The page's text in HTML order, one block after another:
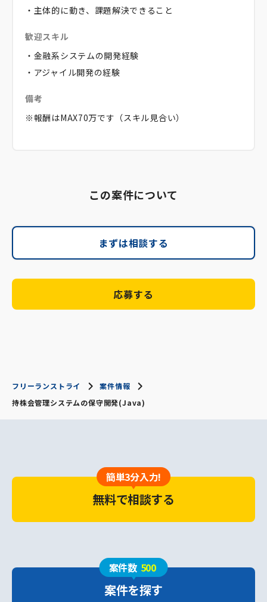
・主体的に動き、課題解決できること
歓迎スキル
・金融系システムの開発経験
・アジャイル開発の経験
備考
※報酬はMAX70万です（スキル見合い）
この案件について
まずは相談する
応募する
フリーランストライ
案件情報
持株会管理システムの保守開発(Java)
簡単3分入力!
無料で相談する
案件数 500
案件を探す